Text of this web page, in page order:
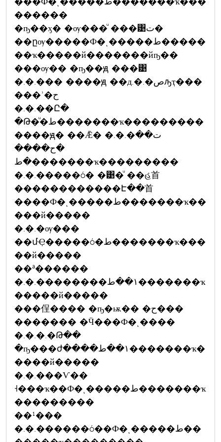
������
�ҧ��ӽ� �ѹ���ͧ ���͹ت�
��ըѹ�����Ф�ͺ�����ط�����
��ҡ�����й�������йҧ��
���ѹ�� �ҧ��ԭ ���͹
�.�.��� ����ԭ ��д.�.�صԡҭ���
���ʾ�ح
�.�.��Ը�
�Թ�ͧ�ط�������ҡ���������
����ԭ� ��Ǣ� �.�.�ت��
�ح����
�ط�������ҡ���������
�.�.�����ó� �͹�ͧ ��હ⾸
������������Է��⾸
����Ф�ͺ�����ط�������ҡ��
���й�����
�.�.�ѹ���
��մҾ�����ó�ط�������ҡ���
��й�����
��ª������
�.�.��������١��ط�������ҡ
�����й�����
���侱���� �ҧ�ѭ�� �ح���
������� �Ӵ���Ф�ͺ����
�.�.�.�Թ��
�ҧ���ժ����١��ط�������ҡ�
����й�����
�.�.���Ѵ��
˧���ҡ��Ф�ͺ�����ط�������ҡ
���������
��¹���
�.�.������ó��Ф�ͺ�����ط��